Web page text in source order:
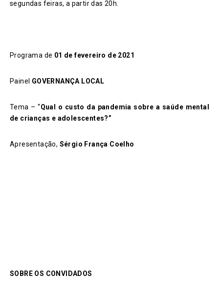
segundas feiras, a partir das 20h.
Programa de 01 de fevereiro de 2021
Painel GOVERNANÇA LOCAL
Tema – “Qual o custo da pandemia sobre a saúde mental
de crianças e adolescentes?”
Apresentação, Sérgio França Coelho
SOBRE OS CONVIDADOS